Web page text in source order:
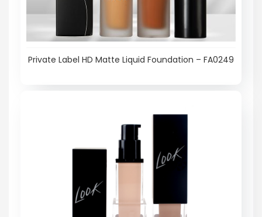
Private Label HD Matte Liquid Foundation – FA0249